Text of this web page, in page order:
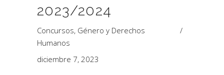
2023/2024
Concursos, Género y Derechos
Humanos
diciembre 7, 2023